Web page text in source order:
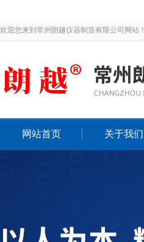
欢迎您来到常州朗越仪器制造有限公司网站！
网站首页 关于我们